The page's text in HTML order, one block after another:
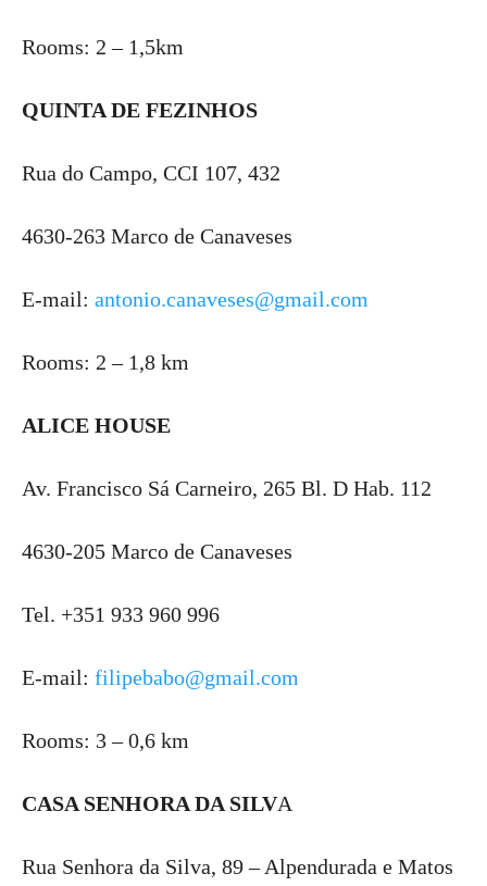
Rooms: 2 – 1,5km
QUINTA DE FEZINHOS
Rua do Campo, CCI 107, 432
4630-263 Marco de Canaveses
E-mail: antonio.canaveses@gmail.com
Rooms: 2 – 1,8 km
ALICE HOUSE
Av. Francisco Sá Carneiro, 265 Bl. D Hab. 112
4630-205 Marco de Canaveses
Tel. +351 933 960 996
E-mail: filipebabo@gmail.com
Rooms: 3 – 0,6 km
CASA SENHORA DA SILVA
Rua Senhora da Silva, 89 – Alpendurada e Matos